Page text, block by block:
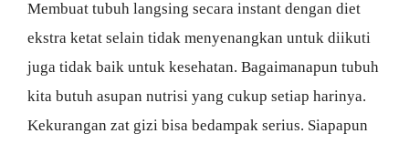
Membuat tubuh langsing secara instant dengan diet
ekstra ketat selain tidak menyenangkan untuk diikuti
juga tidak baik untuk kesehatan. Bagaimanapun tubuh
kita butuh asupan nutrisi yang cukup setiap harinya.
Kekurangan zat gizi bisa bedampak serius. Siapapun